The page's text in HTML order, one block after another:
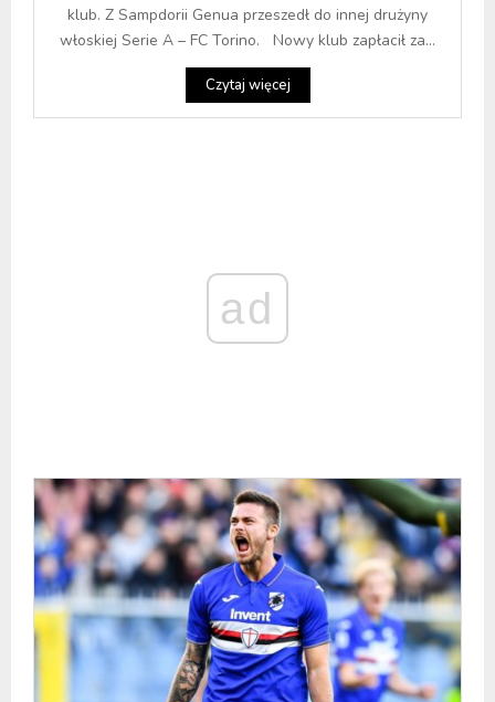
klub. Z Sampdorii Genua przeszedł do innej drużyny
włoskiej Serie A – FC Torino. Nowy klub zapłacił za...
Czytaj więcej
ad